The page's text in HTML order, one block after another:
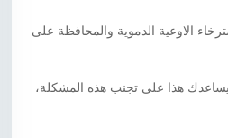
الاوعية الدموية والمحافظة على
هذا على تجنب هذه المشكلة،